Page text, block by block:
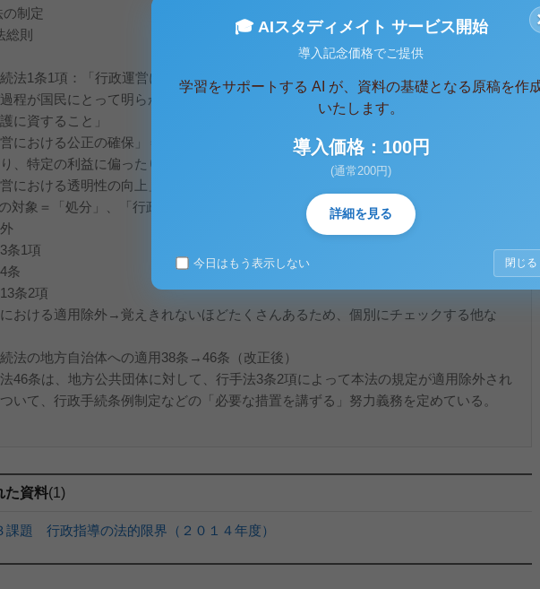
制定
則
条1項：「行政運営における公正の確保と透明性（行政上の意思決定について、
程が国民にとって明らかであることをいう。・・・）の向上を図り、もって国民の
に資すること」
おける公正の確保」＝行政の意思決定の内容およびその過程が行政担当者の偏見
、特定の利益に偏ったりすることがないことをいう。
おける透明性の向上」＝（ ）内の定義通り。
象＝「処分」、「行政指導」、「届出」（行手法1条1項）
1項
項
る適用除外→覚えきれないほどたくさんあるため、個別にチェックする他な
続法の地方自治体への適用38条→46条（改正後）
、地方公共団体に対して、行手法3条2項によって本法の規定が適用除外され
いて、行政手続条例制定などの「必要な措置を講ずる」努力義務を定めている。
た資料(1)
題 行政指導の法的限界（２０１４年度）
🎓 AIスタディメイト サービス開始
導入記念価格でご提供
学習をサポートする AI が、資料の基礎となる原稿を作
いたします。
導入価格：100円
(通常200円)
詳細を見る
今日はもう表示しない 閉じる